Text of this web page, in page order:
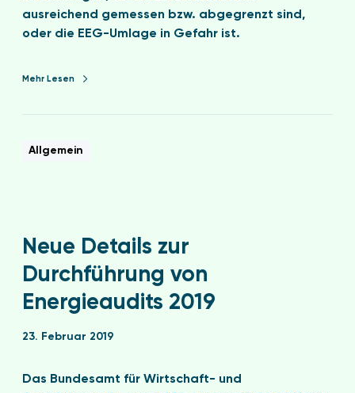
ausreichend gemessen bzw. abgegrenzt sind,
oder die EEG-Umlage in Gefahr ist.
Mehr Lesen
Allgemein
Neue Details zur
Durchführung von
Energieaudits 2019
23. Februar 2019
Das Bundesamt für Wirtschaft- und